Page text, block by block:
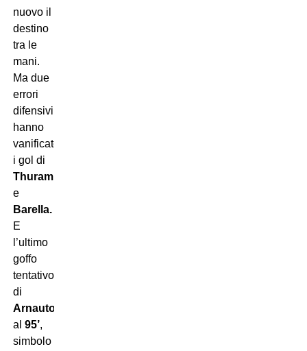
nuovo il
destino
tra le
mani.
Ma due
errori
difensivi
hanno
vanificato
i gol di
Thuram
e
Barella.
E
l’ultimo
goffo
tentativo
di
Arnautovic
al 95’,
simbolo